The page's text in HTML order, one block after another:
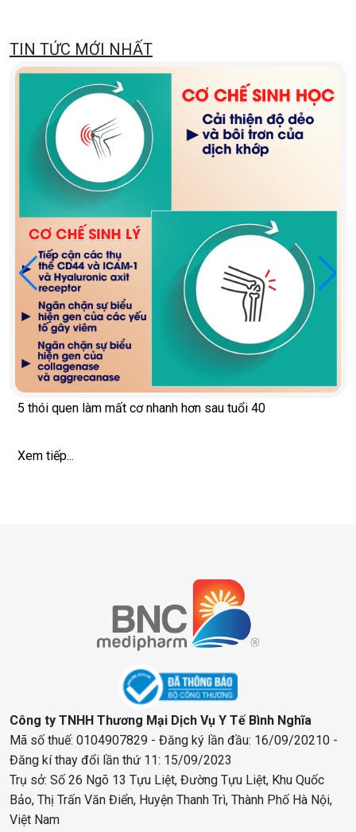
TIN TỨC MỚI NHẤT
5 thói quen làm mất cơ nhanh hơn sau tuổi 40
Xem tiếp...
Công ty TNHH Thương Mại Dịch Vụ Y Tế Bình Nghĩa
Mã số thuế: 0104907829 - Đăng ký lần đầu: 16/09/20210 -
Đăng kí thay đổi lần thứ 11: 15/09/2023
Trụ sở: Số 26 Ngõ 13 Tựu Liệt, Đường Tựu Liệt, Khu Quốc
Bảo, Thị Trấn Văn Điển, Huyện Thanh Trì, Thành Phố Hà Nội,
Việt Nam